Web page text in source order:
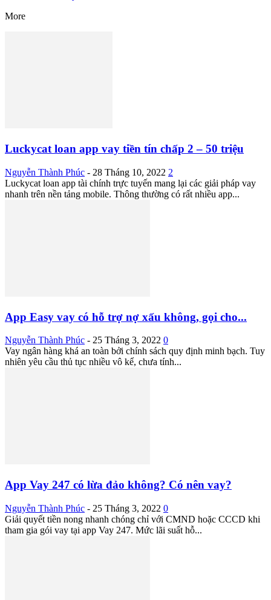
More
Luckycat loan app vay tiền tín chấp 2 – 50 triệu
Nguyễn Thành Phúc - 28 Tháng 10, 2022 2
Luckycat loan app tài chính trực tuyến mang lại các giải pháp vay
nhanh trên nền tảng mobile. Thông thường có rất nhiều app...
App Easy vay có hỗ trợ nợ xấu không, gọi cho...
Nguyễn Thành Phúc - 25 Tháng 3, 2022 0
Vay ngân hàng khá an toàn bởi chính sách quy định minh bạch. Tuy
nhiên yêu cầu thủ tục nhiều vô kể, chưa tính...
App Vay 247 có lừa đảo không? Có nên vay?
Nguyễn Thành Phúc - 25 Tháng 3, 2022 0
Giải quyết tiền nong nhanh chóng chỉ với CMND hoặc CCCD khi
tham gia gói vay tại app Vay 247. Mức lãi suất hỗ...